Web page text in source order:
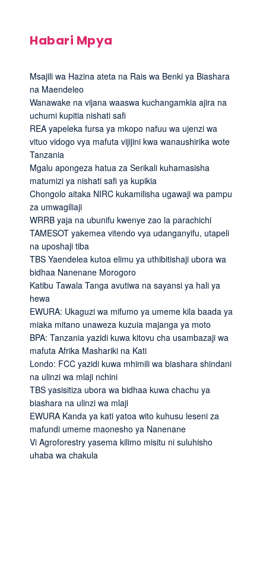
Habari Mpya
Msajili wa Hazina ateta na Rais wa Benki ya Biashara
na Maendeleo
Wanawake na vijana waaswa kuchangamkia ajira na
uchumi kupitia nishati safi
REA yapeleka fursa ya mkopo nafuu wa ujenzi wa
vituo vidogo vya mafuta vijijini kwa wanaushirika wote
Tanzania
Mgalu apongeza hatua za Serikali kuhamasisha
matumizi ya nishati safi ya kupikia
Chongolo aitaka NIRC kukamilisha ugawaji wa pampu
za umwagiliaji
WRRB yaja na ubunifu kwenye zao la parachichi
TAMESOT yakemea vitendo vya udanganyifu, utapeli
na uposhaji tiba
TBS Yaendelea kutoa elimu ya uthibitishaji ubora wa
bidhaa Nanenane Morogoro
Katibu Tawala Tanga avutiwa na sayansi ya hali ya
hewa
EWURA: Ukaguzi wa mifumo ya umeme kila baada ya
miaka mitano unaweza kuzuia majanga ya moto
BPA: Tanzania yazidi kuwa kitovu cha usambazaji wa
mafuta Afrika Mashariki na Kati
Londo: FCC yazidi kuwa mhimili wa biashara shindani
na ulinzi wa mlaji nchini
TBS yasisitiza ubora wa bidhaa kuwa chachu ya
biashara na ulinzi wa mlaji
EWURA Kanda ya kati yatoa wito kuhusu leseni za
mafundi umeme maonesho ya Nanenane
Vi Agroforestry yasema kilimo misitu ni suluhisho
uhaba wa chakula